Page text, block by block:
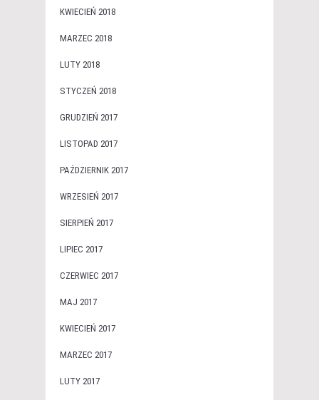
KWIECIEŃ 2018
MARZEC 2018
LUTY 2018
STYCZEŃ 2018
GRUDZIEŃ 2017
LISTOPAD 2017
PAŹDZIERNIK 2017
WRZESIEŃ 2017
SIERPIEŃ 2017
LIPIEC 2017
CZERWIEC 2017
MAJ 2017
KWIECIEŃ 2017
MARZEC 2017
LUTY 2017